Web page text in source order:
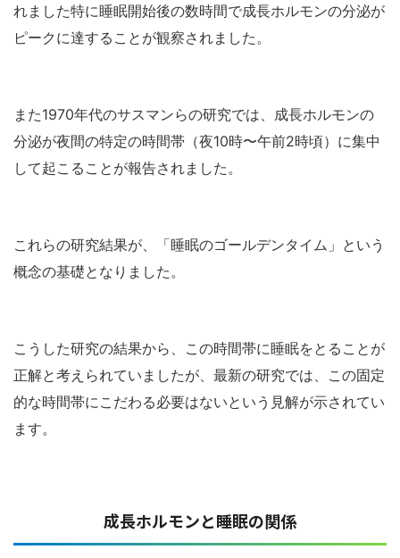
れました特に睡眠開始後の数時間で成長ホルモンの分泌が
ピークに達することが観察されました。
また1970年代のサスマンらの研究では、成長ホルモンの
分泌が夜間の特定の時間帯（夜10時〜午前2時頃）に集中
して起こることが報告されました。
これらの研究結果が、「睡眠のゴールデンタイム」という
概念の基礎となりました。
こうした研究の結果から、この時間帯に睡眠をとることが
正解と考えられていましたが、最新の研究では、この固定
的な時間帯にこだわる必要はないという見解が示されてい
ます。
成長ホルモンと睡眠の関係